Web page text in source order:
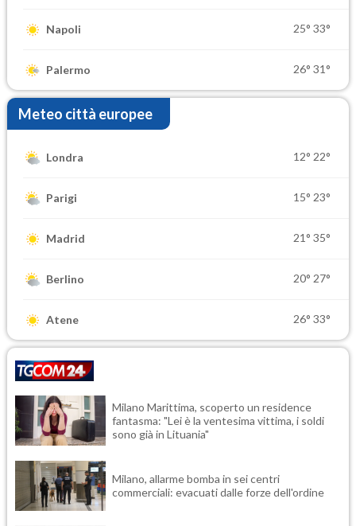
Napoli 25° 33°
Palermo 26° 31°
Meteo città europee
Londra 12° 22°
Parigi 15° 23°
Madrid 21° 35°
Berlino 20° 27°
Atene 26° 33°
Milano Marittima, scoperto un residence
fantasma: "Lei è la ventesima vittima, i soldi
sono già in Lituania"
Milano, allarme bomba in sei centri
commerciali: evacuati dalle forze dell'ordine